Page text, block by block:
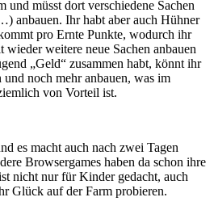
und müsst dort verschiedene Sachen
anbauen. Ihr habt aber auch Hühner
pro Ernte Punkte, wodurch ihr
weitere neue Sachen anbauen
„Geld“ zusammen habt, könnt ihr
noch mehr anbauen, was im
von Vorteil ist.
es macht auch nach zwei Tagen
Browsergames haben da schon ihre
nicht nur für Kinder gedacht, auch
Glück auf der Farm probieren.